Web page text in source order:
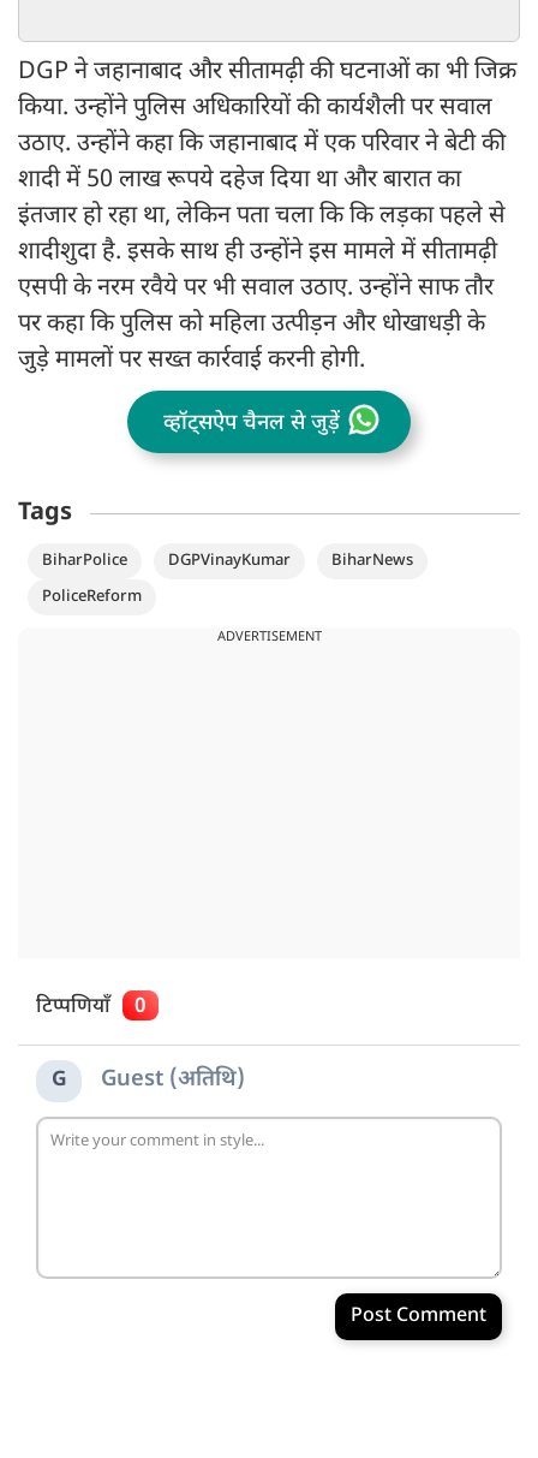
DGP ने जहानाबाद और सीतामढ़ी की घटनाओं का भी जिक्र
किया. उन्होंने पुलिस अधिकारियों की कार्यशैली पर सवाल
उठाए. उन्होंने कहा कि जहानाबाद में एक परिवार ने बेटी की
शादी में 50 लाख रूपये दहेज दिया था और बारात का
इंतजार हो रहा था, लेकिन पता चला कि कि लड़का पहले से
शादीशुदा है. इसके साथ ही उन्होंने इस मामले में सीतामढ़ी
एसपी के नरम रवैये पर भी सवाल उठाए. उन्होंने साफ तौर
पर कहा कि पुलिस को महिला उत्पीड़न और धोखाधड़ी के
जुड़े मामलों पर सख्त कार्रवाई करनी होगी.
व्हॉट्सऐप चैनल से जुड़ें
Tags
BiharPolice DGPVinayKumar
BiharNews
PoliceReform
ADVERTISEMENT
टिप्पणियाँ 0
G Guest (अतिथि)
Post Comment